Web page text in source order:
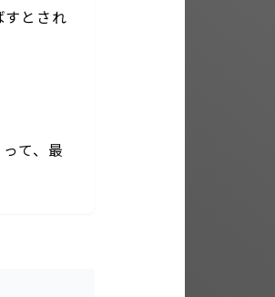
すとされ
て、最